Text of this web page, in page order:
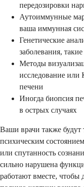
передозировки
Аутоиммунные
ваша иммунная
Генетические
заболевания,
Методы
исследование или
печени
Иногда биопсия
в острых случаях
Ваши врачи также будут
психическим
или спутанность
сильно нарушена
работают вместе, чтобы